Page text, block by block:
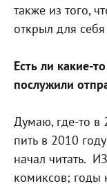
также из того,
открыл для
Есть ли какие-
послужили
Думаю, где-то в
пить в 2010
начал читать. И
комиксов; годы